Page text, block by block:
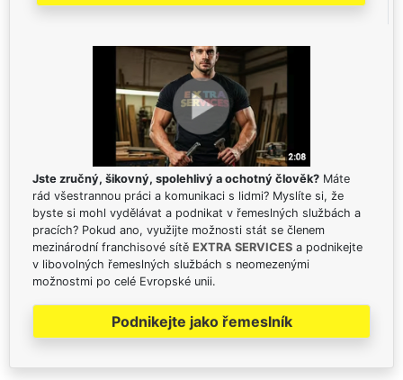
Jste zručný, šikovný, spolehlivý a ochotný člověk? Máte
rád všestrannou práci a komunikaci s lidmi? Myslíte si, že
byste si mohl vydělávat a podnikat v řemeslných službách a
pracích? Pokud ano, využijte možnosti stát se členem
mezinárodní franchisové sítě EXTRA SERVICES a podnikejte
v libovolných řemeslných službách s neomezenými
možnostmi po celé Evropské unii.
Podnikejte jako řemeslník